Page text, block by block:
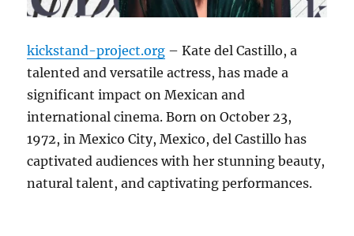
kickstand-project.org – Kate del Castillo, a
talented and versatile actress, has made a
significant impact on Mexican and
international cinema. Born on October 23,
1972, in Mexico City, Mexico, del Castillo has
captivated audiences with her stunning beauty,
natural talent, and captivating performances.